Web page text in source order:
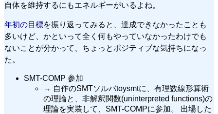
自体を維持するにもエネルギーがいるよね。
年初の目標を振り返ってみると、達成できなかったことも
多いけど、かといって全く何もやっていなかったわけでも
ないことが分かって、ちょっとポジティブな気持ちになっ
た。
SMT-COMP 参加
→ 自作のSMTソルバtoysmtに、有理数線形算術
の理論と、非解釈関数(uninterpreted functions)の
理論を実装して、SMT-COMPに参加。 出場した